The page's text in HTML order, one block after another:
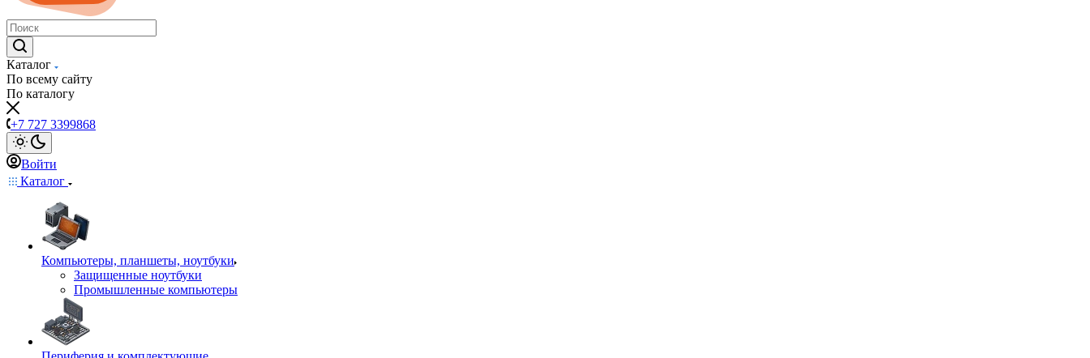
Каталог
По всему сайту
По каталогу
+7 727 3399868
Войти
Каталог
Компьютеры, планшеты, ноутбуки
Защищенные ноутбуки
Промышленные компьютеры